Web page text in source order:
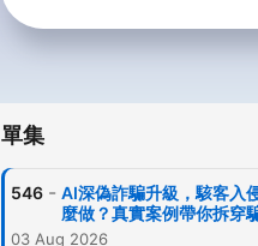
單集
546 - AI深偽詐騙升級，駭客入
麼做？真實案例帶你拆穿
03 Aug 2026